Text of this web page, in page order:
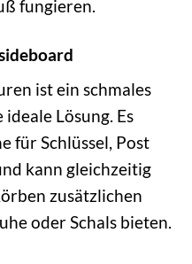
fungieren.
ist ein schmales
Lösung. Es
für Schlüssel, Post
kann gleichzeitig
zusätzlichen
oder Schals bieten.